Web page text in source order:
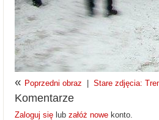
« Poprzedni obraz Stare zdjęcia:
Komentarze
Zaloguj się lub załóż nowe konto.